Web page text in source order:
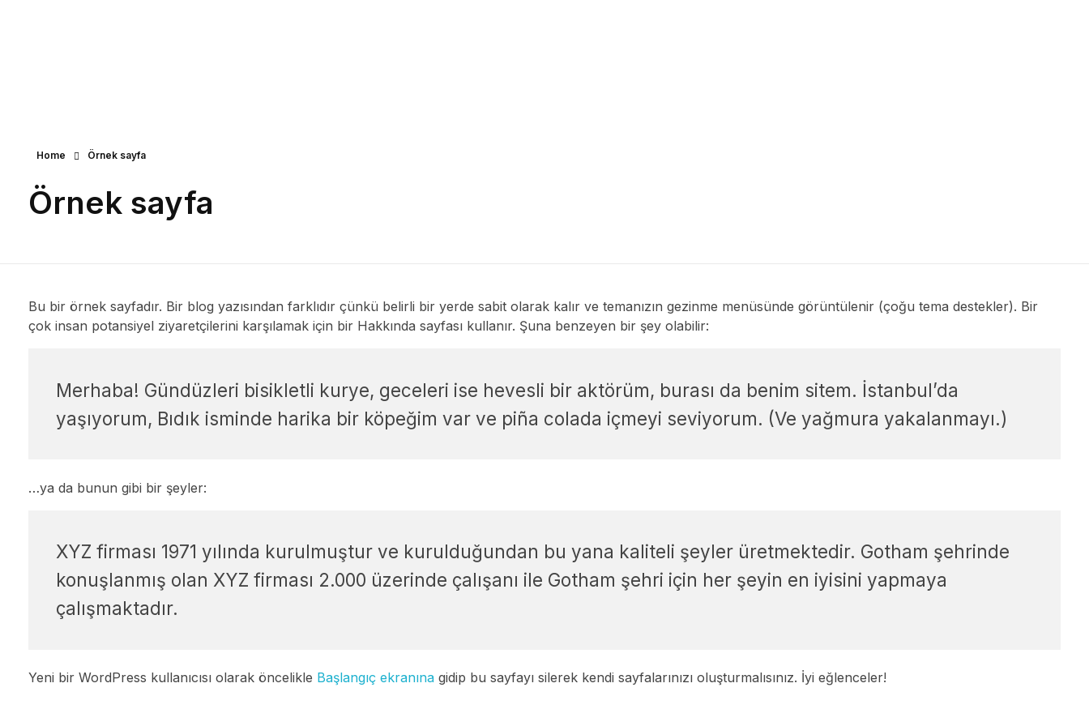
Home Örnek sayfa
Örnek sayfa
Bu bir örnek sayfadır. Bir blog yazısından farklıdır çünkü belirli bir yerde sabit olarak kalır ve temanızın gezinme menüsünde görüntülenir (çoğu tema destekler). Bir
çok insan potansiyel ziyaretçilerini karşılamak için bir Hakkında sayfası kullanır. Şuna benzeyen bir şey olabilir:
Merhaba! Gündüzleri bisikletli kurye, geceleri ise hevesli bir aktörüm, burası da benim sitem. İstanbul’da
yaşıyorum, Bıdık isminde harika bir köpeğim var ve piña colada içmeyi seviyorum. (Ve yağmura yakalanmayı.)
…ya da bunun gibi bir şeyler:
XYZ firması 1971 yılında kurulmuştur ve kurulduğundan bu yana kaliteli şeyler üretmektedir. Gotham şehrinde
konuşlanmış olan XYZ firması 2.000 üzerinde çalışanı ile Gotham şehri için her şeyin en iyisini yapmaya
çalışmaktadır.
Yeni bir WordPress kullanıcısı olarak öncelikle Başlangıç ekranına gidip bu sayfayı silerek kendi sayfalarınızı oluşturmalısınız. İyi eğlenceler!